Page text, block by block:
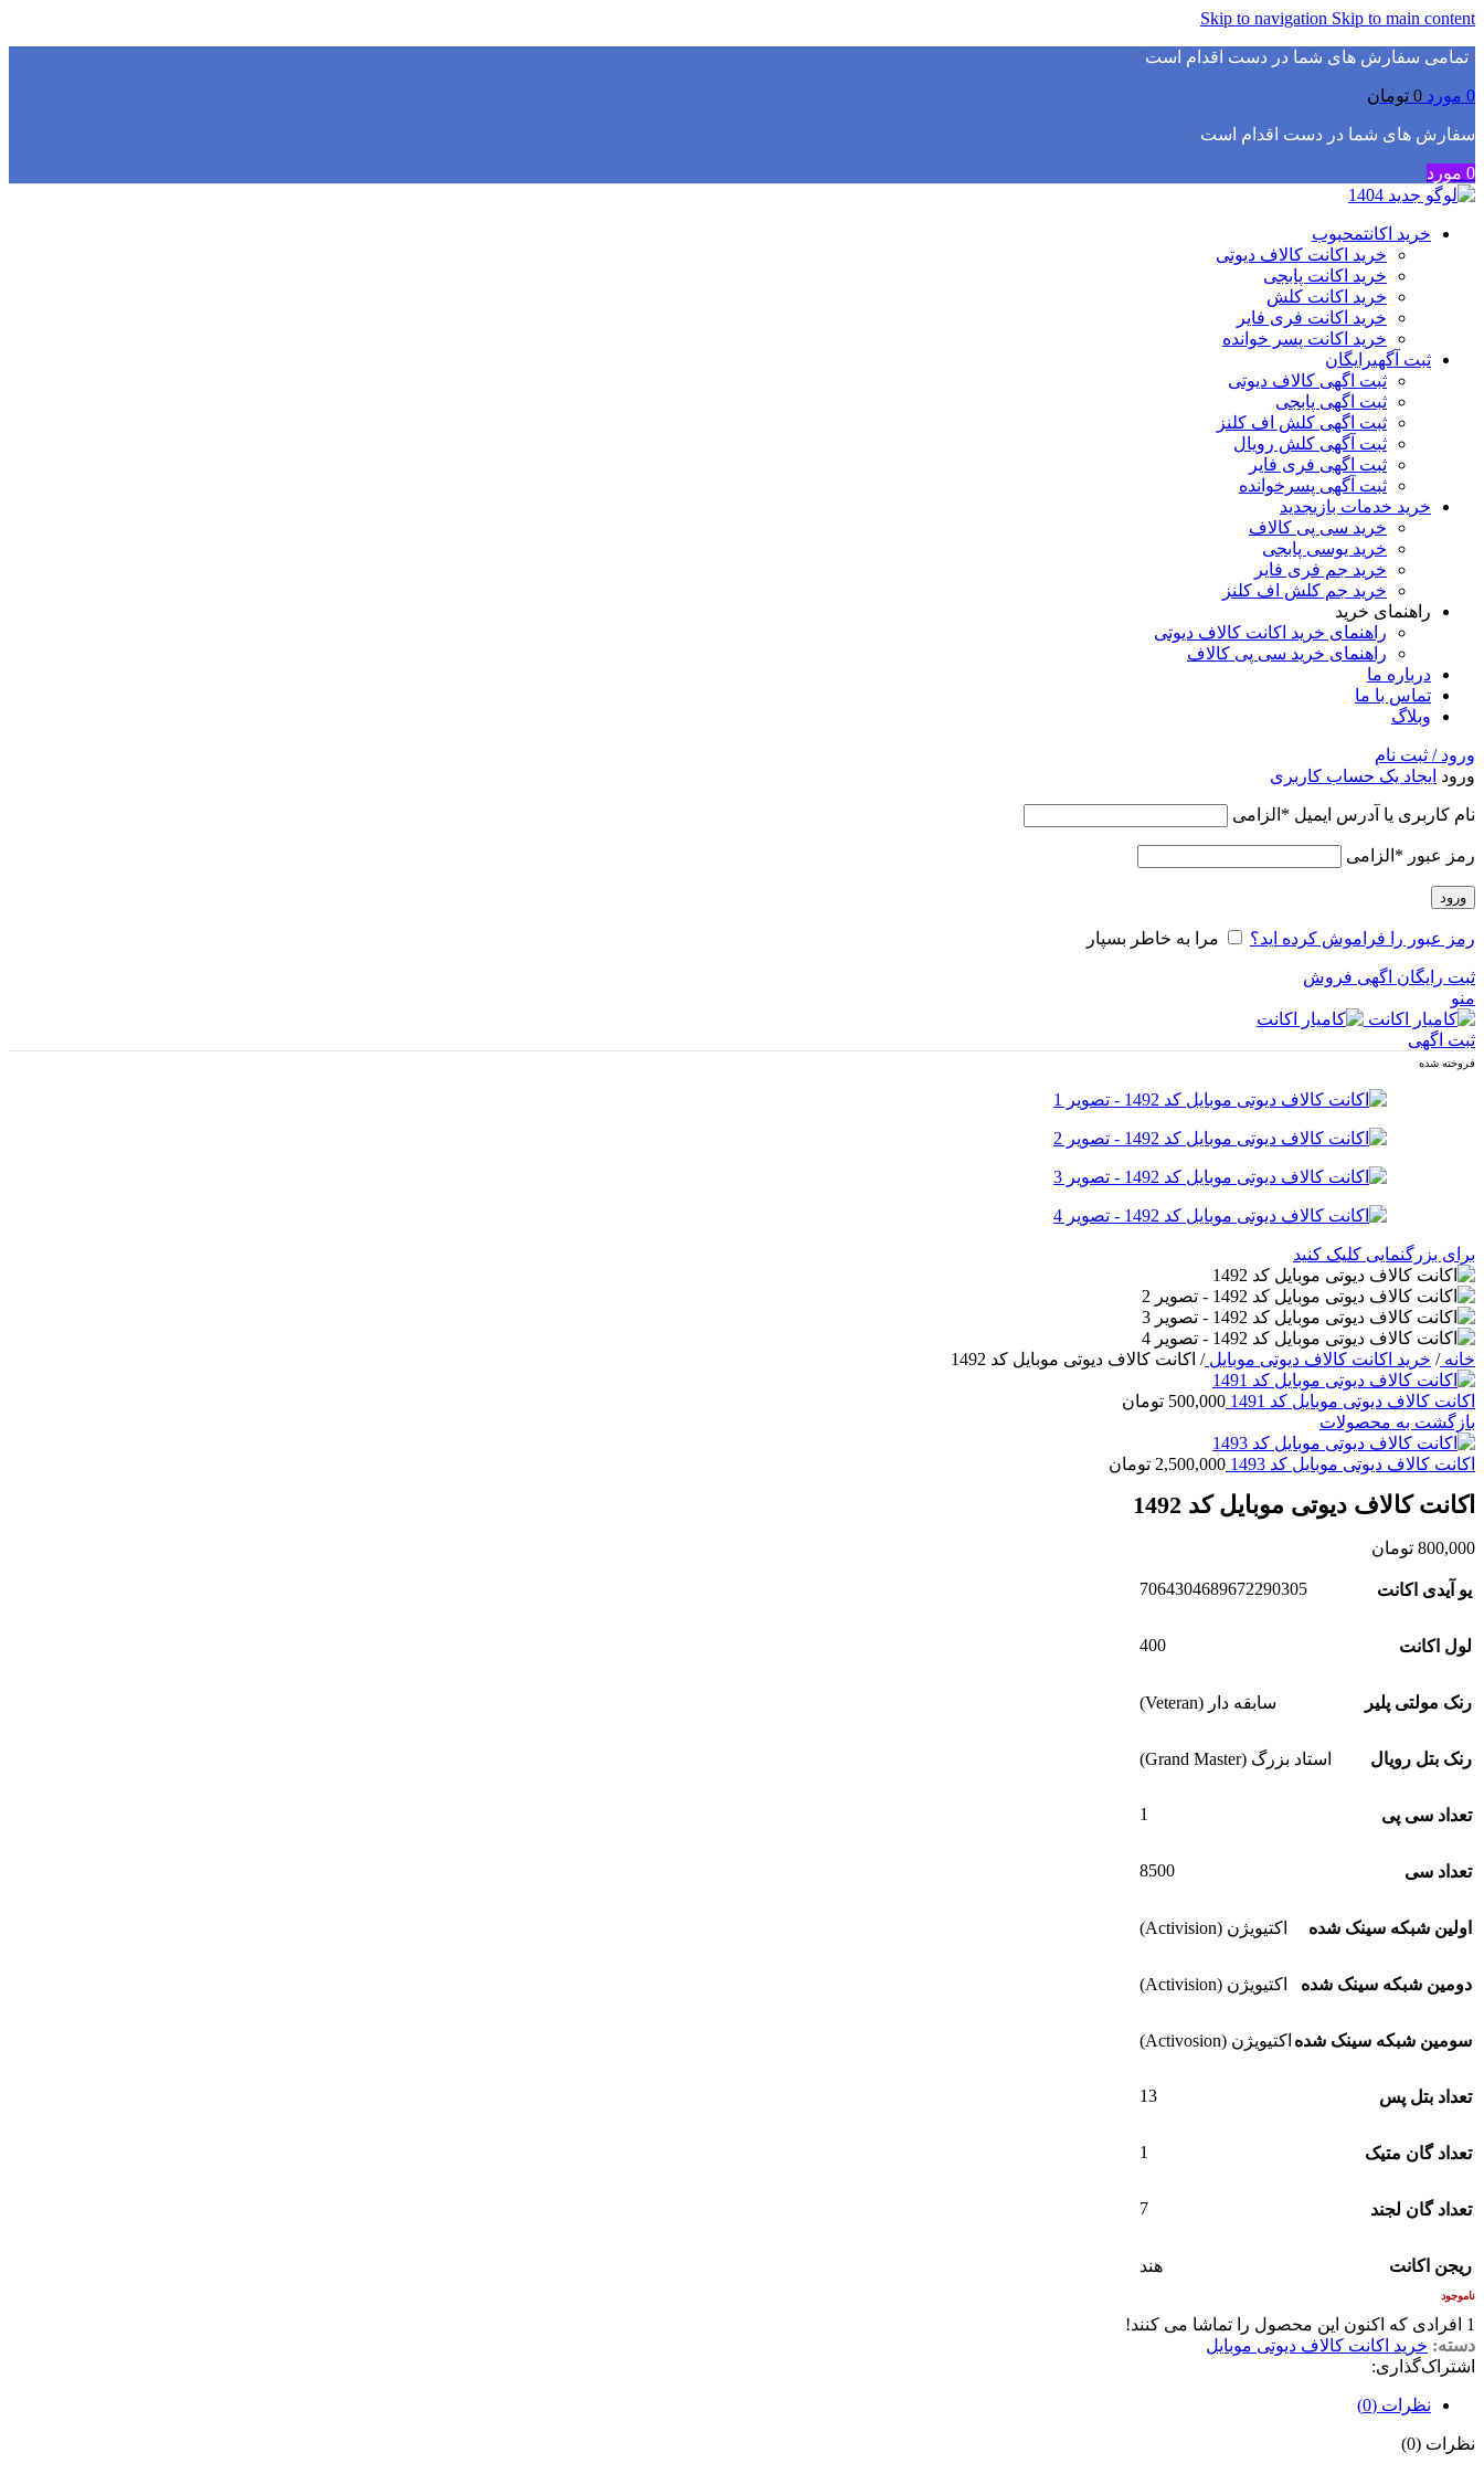
Skip to navigation Skip to main content
▫️تمامی سفارش های شما در دست اقدام است✅
0 مورد 0 تومان
سفارش های شما در دست اقدام است✅
0 مورد
خرید اکانتمحبوب
خرید اکانت کالاف دیوتی
خرید اکانت پابجی
خرید اکانت کلش
خرید اکانت فری فایر
خرید اکانت پسر خوانده
ثبت آگهیرایگان
ثبت اگهی کالاف دیوتی
ثبت اگهی پابجی
ثبت اگهی کلش اف کلنز
ثبت آگهی کلش رویال
ثبت اگهی فری فایر
ثبت آگهی پسرخوانده
خرید خدمات بازیجدید
خرید سی پی کالاف
خرید یوسی پابجی
خرید جم فری فایر
خرید جم کلش اف کلنز
راهنمای خرید
راهنمای خرید اکانت کالاف دیوتی
راهنمای خرید سی پی کالاف
درباره ما
تماس با ما
وبلاگ
ورود / ثبت نام
ورود ایجاد یک حساب کاربری
نام کاربری یا آدرس ایمیل * الزامی
رمز عبور * الزامی
ورود
رمز عبور را فراموش کرده اید؟ مرا به خاطر بسپار
ثبت رایگان اگهی فروش
منو
ثبت اگهی
فروخته شده
برای بزرگنمایی کلیک کنید
خانه/ خرید اکانت کالاف دیوتی موبایل/ اکانت کالاف دیوتی موبایل کد 1492
اکانت کالاف دیوتی موبایل کد 1491 500,000 تومان
بازگشت به محصولات
اکانت کالاف دیوتی موبایل کد 1493 2,500,000 تومان
اکانت کالاف دیوتی موبایل کد 1492
800,000 تومان
یو آیدی اکانت 7064304689672290305
لول اکانت 400
رنک مولتی پلیر سابقه دار (Veteran)
رنک بتل رویال استاد بزرگ (Grand Master)
تعداد سی پی 1
تعداد سی 8500
اولین شبکه سینک شده اکتیویژن (Activision)
دومین شبکه سینک شده اکتیویژن (Activision)
سومین شبکه سینک شده اکتیویژن (Activosion)
تعداد بتل پس 13
تعداد گان متیک 1
تعداد گان لجند 7
ریجن اکانت هند
ناموجود
1 افرادی که اکنون این محصول را تماشا می کنند!
دسته: خرید اکانت کالاف دیوتی موبایل
اشتراک‌گذاری:
نظرات (0)
نظرات (0)